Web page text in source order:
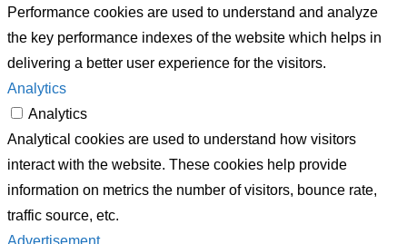
Performance cookies are used to understand and analyze
the key performance indexes of the website which helps in
delivering a better user experience for the visitors.
Analytics
Analytics
Analytical cookies are used to understand how visitors
interact with the website. These cookies help provide
information on metrics the number of visitors, bounce rate,
traffic source, etc.
Advertisement